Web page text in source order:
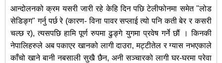
आन्दोलनको क्रम यसरी जारी रहे केहि दिन पछि टेलीफोनमा समेत "लोड
सेडिङ्ग" गर्नु पर्छ रे (कारण- विना पावर सप्लाई त्यो पनि कती बेर र कसरी
चल्छ र), त्यसपछि हामि पूर्ण रुपमा ढुङ्गे युगमा प्रवेष गर्ने छौं । किनकी
नेपालिहरुले अब पकाएर खानको लागी दाउरा, मट्टीतेल र ग्यास नभएकाले
काँचो खाने बानी नबसाली सुखै छैन, अनी सञ्चारको लागी घर-घरमा परेवा